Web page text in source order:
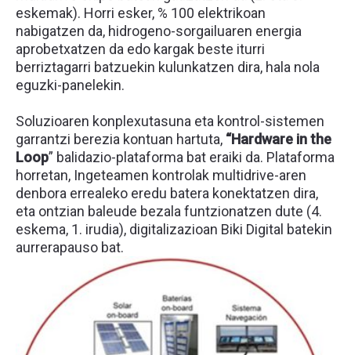
eskemak). Horri esker, % 100 elektrikoan
nabigatzen da, hidrogeno-sorgailuaren energia
aprobetxatzen da edo kargak beste iturri
berriztagarri batzuekin kulunkatzen dira, hala nola
eguzki-panelekin.
Soluzioaren konplexutasuna eta kontrol-sistemen
garrantzi berezia kontuan hartuta, “Hardware in the
Loop” balidazio-plataforma bat eraiki da. Plataforma
horretan, Ingeteamen kontrolak multidrive-aren
denbora errealeko eredu batera konektatzen dira,
eta ontzian baleude bezala funtzionatzen dute (4.
eskema, 1. irudia), digitalizazioan Biki Digital batekin
aurrerapauso bat.